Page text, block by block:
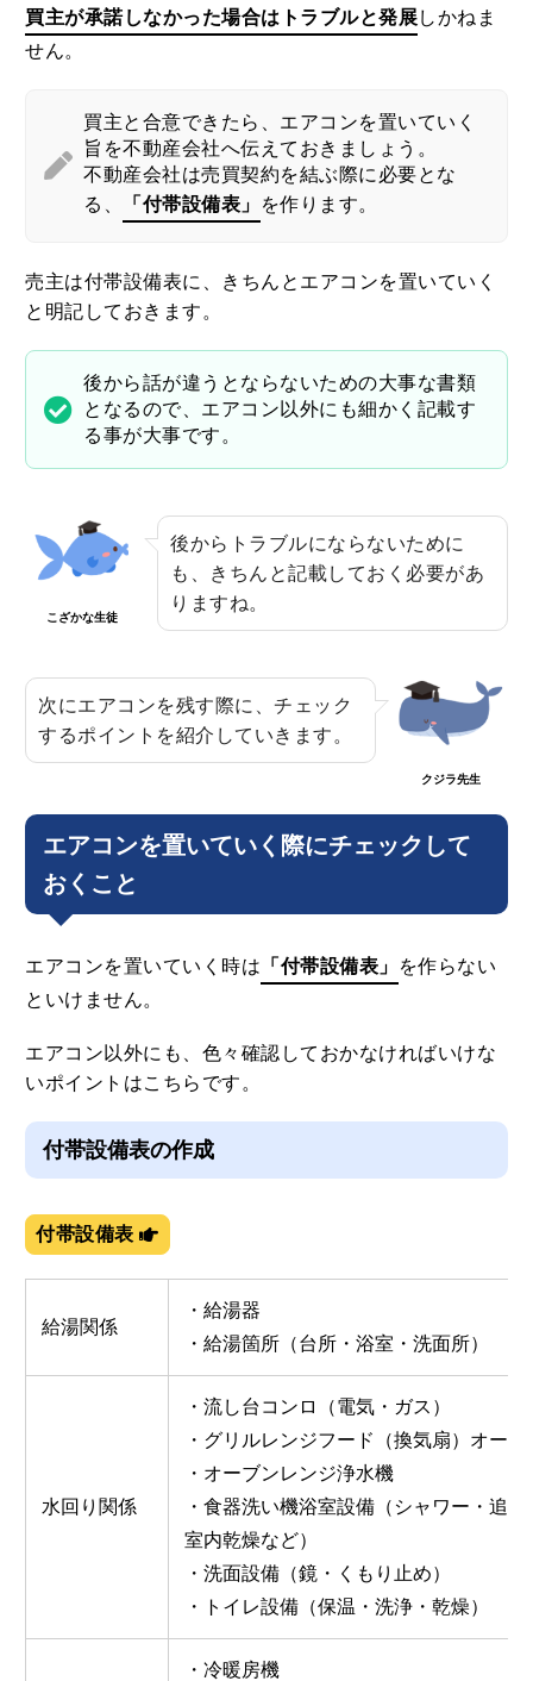
買主が承諾しなかった場合はトラブルと発展しかねま
せん。
買主と合意できたら、エアコンを置いていく
旨を不動産会社へ伝えておきましょう。
不動産会社は売買契約を結ぶ際に必要とな
る、
「付帯設備表」 を作ります。
売主は付帯設備表に、きちんとエアコンを置いていく
と明記しておきます。
後から話が違うとならないための大事な書類
となるので、エアコン以外にも細かく記載す
る事が大事です。
こざかな生徒
後からトラブルにならないために
も、きちんと記載しておく必要があ
りますね。
次にエアコンを残す際に、チェック
するポイントを紹介していきます。
クジラ先生
エアコンを置いていく際にチェックして
おくこと
エアコンを置いていく時は 「付帯設備表」
を作らない
といけません。
エアコン以外にも、色々確認しておかなければいけな
いポイントはこちらです。
付帯設備表の作成
付帯設備表
給湯関係
・給湯器
・給湯箇所（台所・浴室・洗面所）
水回り関係
・流し台コンロ（電気・ガス）
・グリルレンジフード（換気扇）オーブ
・オーブンレンジ浄水機
・食器洗い機浴室設備（シャワー・追
室内乾燥など）
・洗面設備（鏡・くもり止め）
・トイレ設備（保温・洗浄・乾燥）
・冷暖房機